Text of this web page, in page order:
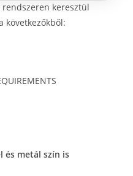
rendszeren keresztül
következőkből:
és metál szín is